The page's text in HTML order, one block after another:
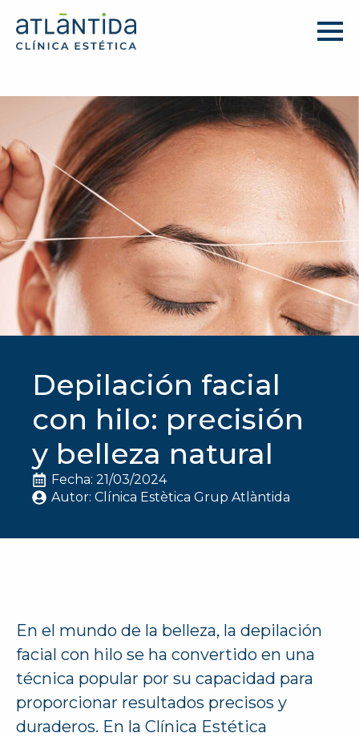
Depilación facial
con hilo: precisión
y belleza natural
Fecha: 21/03/2024
Autor: Clínica Estètica Grup Atlàntida
En el mundo de la belleza, la depilación
facial con hilo se ha convertido en una
técnica popular por su capacidad para
proporcionar resultados precisos y
duraderos. En la Clínica Estética